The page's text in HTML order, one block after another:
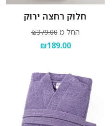
חלוק רחצה ירוק
החל מ ₪379.00
₪189.00